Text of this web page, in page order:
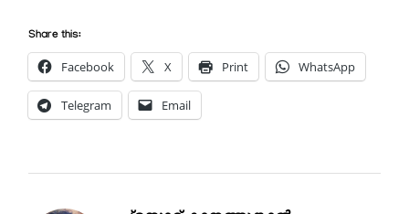
Share this:
Facebook X Print WhatsApp
Telegram Email